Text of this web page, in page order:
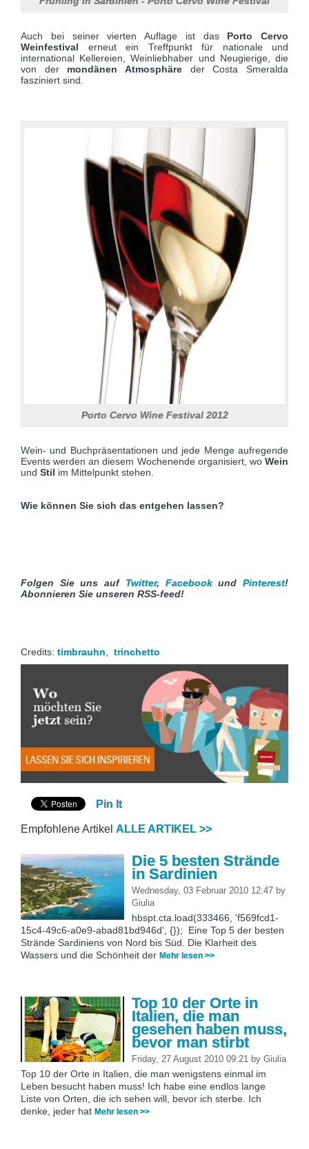
Auch bei seiner vierten Auflage ist das Porto Cervo
Weinfestival erneut ein Treffpunkt für nationale und
international Kellereien, Weinliebhaber und Neugierige, die
von der mondänen Atmosphäre der Costa Smeralda
fasziniert sind.
Porto Cervo Wine Festival 2012
Wein- und Buchpräsentationen und jede Menge aufregende
Events werden an diesem Wochenende organisiert, wo Wein
und Stil im Mittelpunkt stehen.
Wie können Sie sich das entgehen lassen?
Folgen Sie uns auf Twitter, Facebookund Pinterest!
Abonnieren Sie unseren RSS-feed!
Credits: timbrauhn trinchetto
Pin It
Empfohlene Artikel ALLE ARTIKEL >>
Die 5 besten Strände
in Sardinien
Wednesday, 03 Februar 2010 12:47 by
Giulia
hbspt.cta.load(333466, 'f569fcd1-
15c4-49c6-a0e9-abad81bd946d', {}); Eine Top 5 der besten
Strände Sardiniens von Nord bis Süd. Die Klarheit des
Wassers und die Schönheit der Mehr lesen >>
Top 10 der Orte in
Italien, die man
gesehen haben muss,
bevor man stirbt
Friday, 27 August 2010 09:21 by Giulia
Top 10 der Orte in Italien, die man wenigstens einmal im
Leben besucht haben muss! Ich habe eine endlos lange
Liste von Orten, die ich sehen will, bevor ich sterbe. Ich
denke, jeder hat Mehr lesen >>